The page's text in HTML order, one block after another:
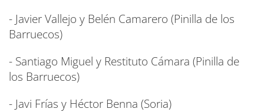
- Javier Vallejo y Belén Camarero (Pinilla de los
Barruecos)
- Santiago Miguel y Restituto Cámara (Pinilla de
los Barruecos)
- Javi Frías y Héctor Benna (Soria)